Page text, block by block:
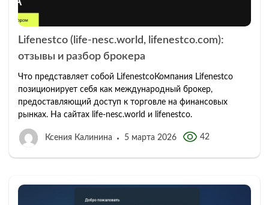
Lifenestco (life-nesc.world, lifenestco.com):
отзывы и разбор брокера
Что представляет собой LifenestcoКомпания Lifenestco
позиционирует себя как международный брокер,
предоставляющий доступ к торговле на финансовых
рынках. На сайтах life-nesc.world и lifenestco.
Ксения Калинина 5 марта 2026 42